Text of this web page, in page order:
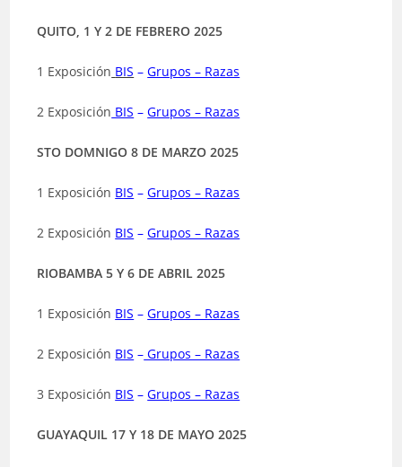
QUITO, 1 Y 2 DE FEBRERO 2025
1 Exposición BIS –Grupos – Razas
2 Exposición BIS –Grupos – Razas
STO DOMNIGO 8 DE MARZO 2025
1 Exposición BIS –Grupos – Razas
2 Exposición BIS –Grupos – Razas
RIOBAMBA 5 Y 6 DE ABRIL 2025
1 Exposición BIS –Grupos – Razas
2 Exposición BIS – Grupos – Razas
3 Exposición BIS –Grupos – Razas
GUAYAQUIL 17 Y 18 DE MAYO 2025